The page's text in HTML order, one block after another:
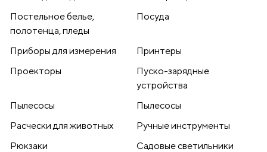
Постельное белье,
полотенца, пледы
Посуда
Приборы для измерения
Принтеры
Проекторы
Пуско-зарядные
устройства
Пылесосы
Пылесосы
Расчески для животных
Ручные инструменты
Рюкзаки
Садовые светильники